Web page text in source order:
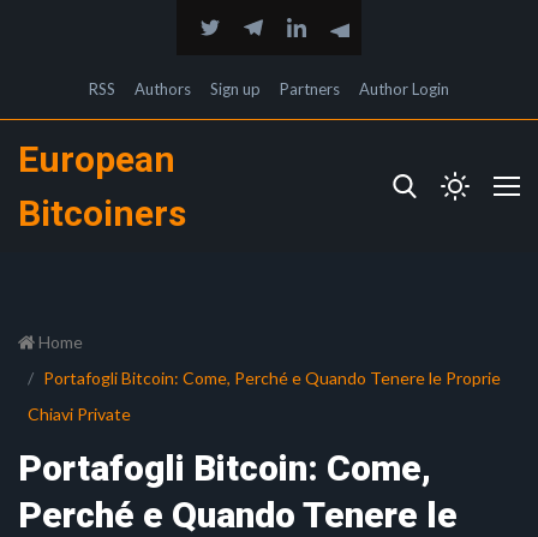
RSS Authors Sign up Partners Author Login
European
Bitcoiners
Home
Portafogli Bitcoin: Come, Perché e Quando Tenere le Proprie
Chiavi Private
Portafogli Bitcoin: Come,
Perché e Quando Tenere le